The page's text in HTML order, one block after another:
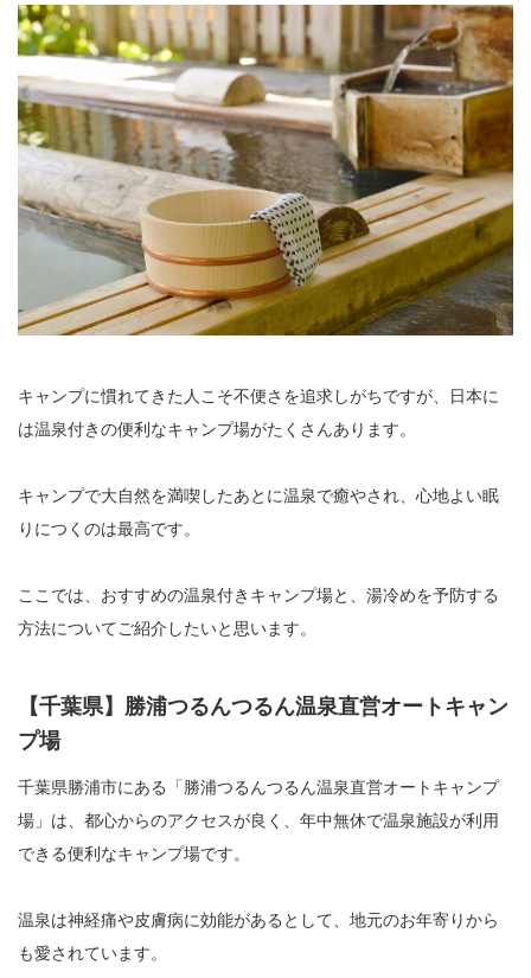
キャンプに慣れてきた人こそ不便さを追求しがちですが、日本に
は温泉付きの便利なキャンプ場がたくさんあります。
キャンプで大自然を満喫したあとに温泉で癒やされ、心地よい眠
りにつくのは最高です。
ここでは、おすすめの温泉付きキャンプ場と、湯冷めを予防する
方法についてご紹介したいと思います。
【千葉県】勝浦つるんつるん温泉直営オートキャン
プ場
千葉県勝浦市にある「勝浦つるんつるん温泉直営オートキャンプ
場」は、都心からのアクセスが良く、年中無休で温泉施設が利用
できる便利なキャンプ場です。
温泉は神経痛や皮膚病に効能があるとして、地元のお年寄りから
も愛されています。